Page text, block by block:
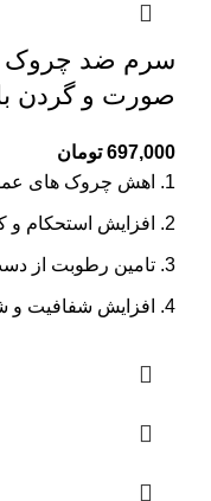
سرم ضد چروک
صورت و گردن
697,000 تومان
اهش چروک های
افزایش استحکام
تامین رطوبت از
افزایش شفافیت و